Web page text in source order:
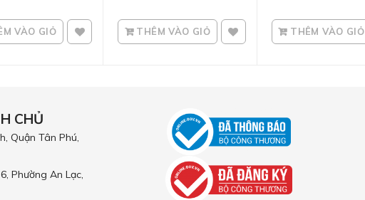
VÀO GIỎ THÊM VÀO GIỎ THÊM VÀO GIỎ
CHỦ
Quận Tân Phú,
Phường An Lạc,